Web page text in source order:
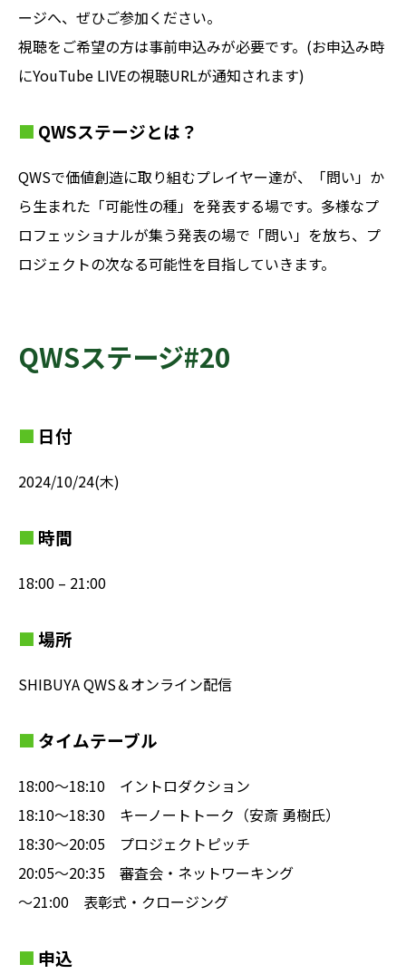
ージへ、ぜひご参加ください。
視聴をご希望の方は事前申込みが必要です。(お申込み時
にYouTube LIVEの視聴URLが通知されます)
QWSステージとは？
QWSで価値創造に取り組むプレイヤー達が、「問い」か
ら生まれた「可能性の種」を発表する場です。多様なプ
ロフェッショナルが集う発表の場で「問い」を放ち、プ
ロジェクトの次なる可能性を目指していきます。
QWSステージ#20
日付
2024/10/24(木)
時間
18:00 – 21:00
場所
SHIBUYA QWS＆オンライン配信
タイムテーブル
18:00〜18:10 イントロダクション
18:10〜18:30 キーノートトーク（安斎 勇樹氏）
18:30〜20:05 プロジェクトピッチ
20:05〜20:35 審査会・ネットワーキング
〜21:00 表彰式・クロージング
申込